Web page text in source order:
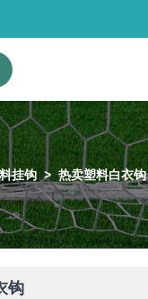
挂钩 > 热卖塑料白衣钩
钩